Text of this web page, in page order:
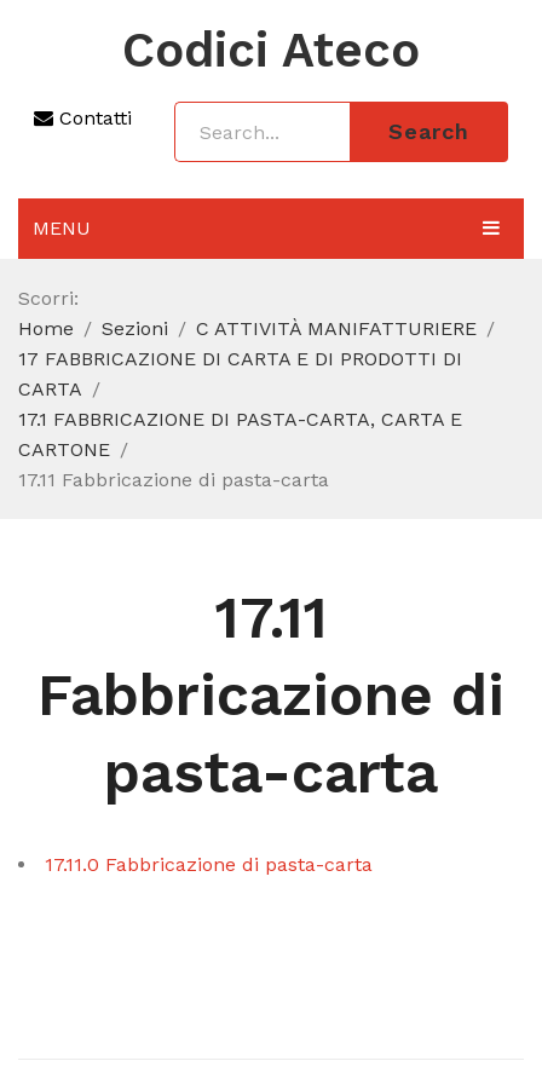
Codici Ateco
Contatti
Search
MENU
AGGIORNAMENTO 2025
SEZIONI
CODICE ATECO A COSA SERVE
CODICE FISCALE
Scorri:
Home
Sezioni
C ATTIVITÀ MANIFATTURIERE
17 FABBRICAZIONE DI CARTA E DI PRODOTTI DI
CARTA
17.1 FABBRICAZIONE DI PASTA-CARTA, CARTA E
CARTONE
17.11 Fabbricazione di pasta-carta
17.11
Fabbricazione di
pasta-carta
17.11.0 Fabbricazione di pasta-carta